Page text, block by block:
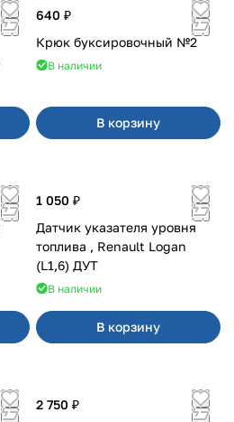
640 ₽
Крюк буксировочный №2
В наличии
В корзину
1 050 ₽
Датчик указателя уровня
топлива , Renault Logan
(L1,6) ДУТ
В наличии
В корзину
2 750 ₽